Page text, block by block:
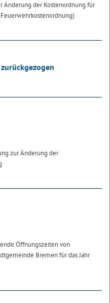
Änderung der Kostenordnung für
zur Änderung der
Öffnungszeiten von
Bremen für das Jahr